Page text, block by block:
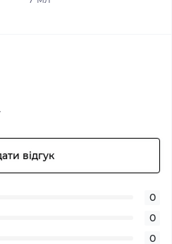
відгук
0
0
0